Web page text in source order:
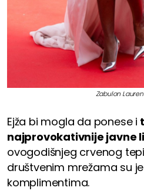
Zabulon
Ejža bi mogla da ponese i
najprovokativnije javne
ovogodišnjeg crvenog
društvenim mrežama su
komplimentima.